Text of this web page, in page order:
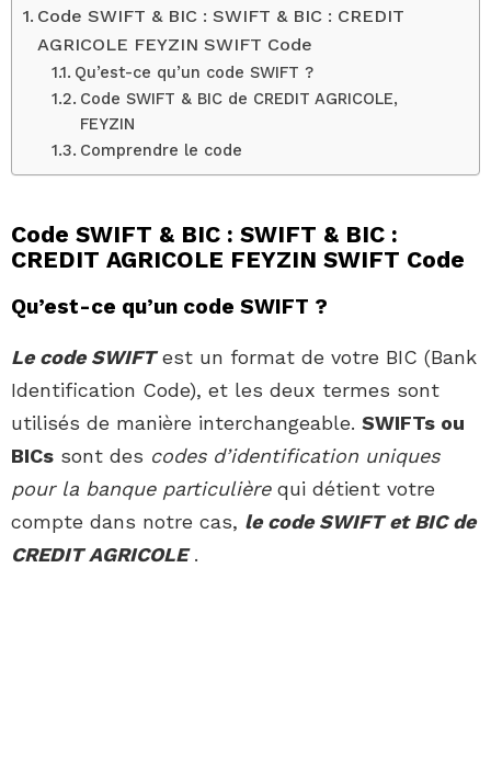
Code SWIFT & BIC : SWIFT & BIC : CREDIT
AGRICOLE FEYZIN SWIFT Code
Qu’est-ce qu’un code SWIFT ?
Code SWIFT & BIC de CREDIT AGRICOLE,
FEYZIN
Comprendre le code
Code SWIFT & BIC : SWIFT & BIC :
CREDIT AGRICOLE FEYZIN SWIFT Code
Qu’est-ce qu’un code SWIFT ?
Le code SWIFTest un format de votre BIC (Bank
Identification Code), et les deux termes sont
utilisés de manière interchangeable. SWIFTs ou
BICs sont des codes d’identification uniques
pour la banque particulière qui détient votre
compte dans notre cas, le code SWIFT et BIC de
CREDIT AGRICOLE.